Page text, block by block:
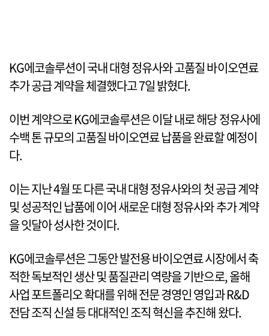
KG에코솔루션이 국내 대형 정유사와 고품질 바이오연료
추가 공급 계약을 체결했다고 7일 밝혔다.
이번 계약으로 KG에코솔루션은 이달 내로 해당 정유사에
수백 톤 규모의 고품질 바이오연료 납품을 완료할 예정이
다.
이는 지난 4월 또 다른 국내 대형 정유사와의 첫 공급 계약
및 성공적인 납품에 이어 새로운 대형 정유사와 추가 계약
을 잇달아 성사한 것이다.
KG에코솔루션은 그동안 발전용 바이오연료 시장에서 축
적한 독보적인 생산 및 품질관리 역량을 기반으로, 올해
사업 포트폴리오 확대를 위해 전문 경영인 영입과 R&D
전담 조직 신설 등 대대적인 조직 혁신을 추진해 왔다.